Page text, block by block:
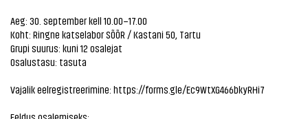
Aeg: 30. september kell 10.00–17.00
Koht: Ringne katselabor SÕÕR / Kastani 50, Tartu
Grupi suurus: kuni 12 osalejat
Osalustasu: tasuta
Vajalik eelregistreerimine: https://forms.gle/Ec9WtXG466bkyRHi7